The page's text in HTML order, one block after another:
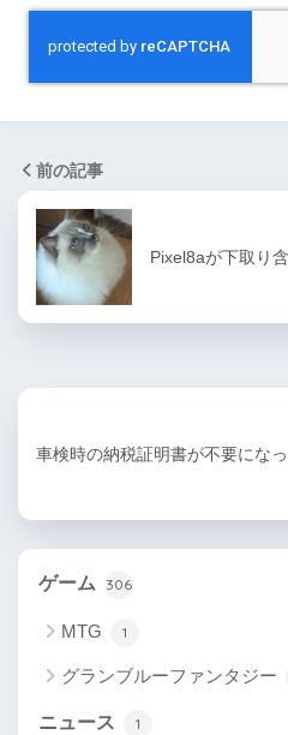
前の記事
Pixel8aが下取り
車検時の納税証明書が不要にな
ゲーム 306
MTG 1
グランブルーファンタジー
ニュース 1